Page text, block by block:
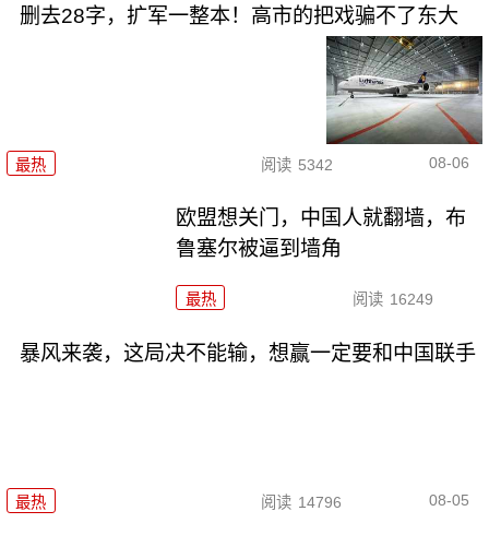
删去28字，扩军一整本！高市的把戏骗不了东大
最热 阅读 5342 08-06
欧盟想关门，中国人就翻墙，布
鲁塞尔被逼到墙角
最热 阅读 16249
暴风来袭，这局决不能输，想赢一定要和中国联手
最热 阅读 14796 08-05